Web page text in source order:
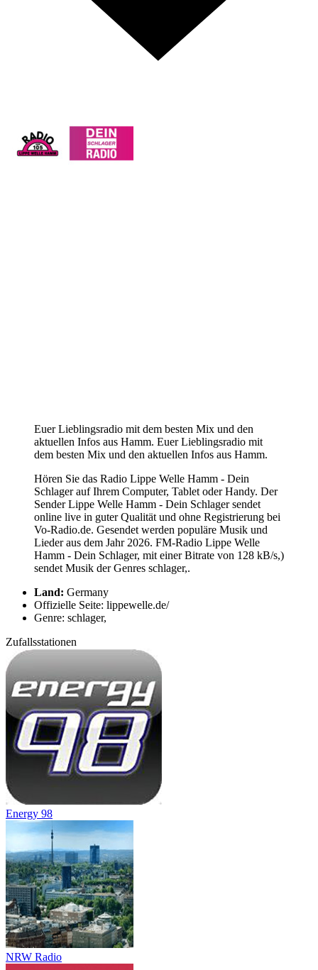
Euer Lieblingsradio mit dem besten Mix und den
aktuellen Infos aus Hamm. Euer Lieblingsradio mit
dem besten Mix und den aktuellen Infos aus Hamm.
Hören Sie das Radio Lippe Welle Hamm - Dein
Schlager auf Ihrem Computer, Tablet oder Handy. Der
Sender Lippe Welle Hamm - Dein Schlager sendet
online live in guter Qualität und ohne Registrierung bei
Vo-Radio.de. Gesendet werden populäre Musik und
Lieder aus dem Jahr 2026. FM-Radio Lippe Welle
Hamm - Dein Schlager, mit einer Bitrate von 128 kB/s,)
sendet Musik der Genres schlager,.
Land: Germany
Offizielle Seite: lippewelle.de/
Genre: schlager,
Zufallsstationen
Energy 98
NRW Radio